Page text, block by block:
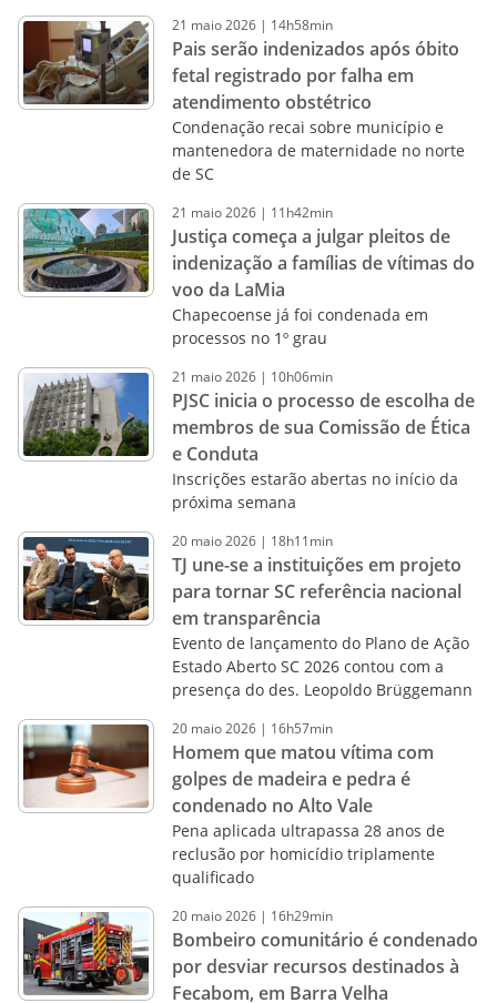
21 maio2026 | 14h58min
Pais serão indenizados após óbito
fetal registrado por falha em
atendimento obstétrico
Condenação recai sobre município e
mantenedora de maternidade no norte
de SC
21 maio2026 | 11h42min
Justiça começa a julgar pleitos de
indenização a famílias de vítimas do
voo da LaMia
Chapecoense já foi condenada em
processos no 1º grau
21 maio2026 | 10h06min
PJSC inicia o processo de escolha de
membros de sua Comissão de Ética
e Conduta
Inscrições estarão abertas no início da
próxima semana
20 maio2026 | 18h11min
TJ une-se a instituições em projeto
para tornar SC referência nacional
em transparência
Evento de lançamento do Plano de Ação
Estado Aberto SC 2026 contou com a
presença do des. Leopoldo Brüggemann
20 maio2026 | 16h57min
Homem que matou vítima com
golpes de madeira e pedra é
condenado no Alto Vale
Pena aplicada ultrapassa 28 anos de
reclusão por homicídio triplamente
qualificado
20 maio2026 | 16h29min
Bombeiro comunitário é condenado
por desviar recursos destinados à
Fecabom, em Barra Velha